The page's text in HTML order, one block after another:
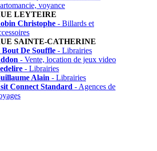
voyance
LEYTEIRE
Christophe - Billards et
SAINTE-CATHERINE
Bout De Souffle - Librairies
- Vente, location de jeux video
- Librairies
Alain - Librairies
Connect Standard - Agences de